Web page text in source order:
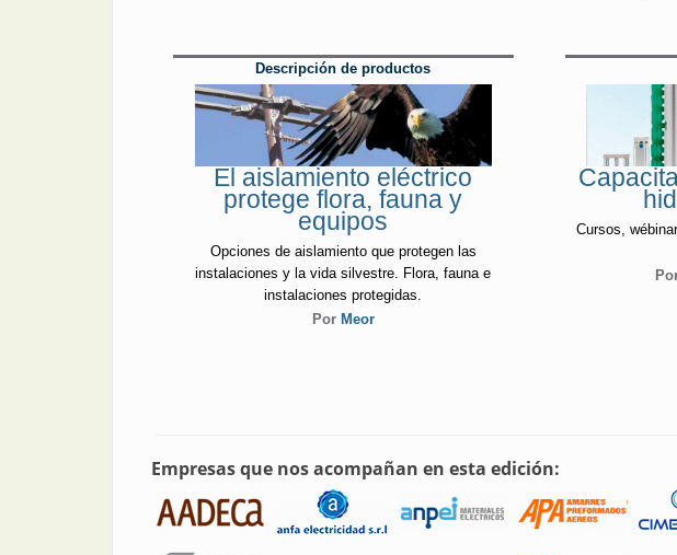
Descripción de productos
El aislamiento eléctrico
protege flora, fauna y
equipos
Opciones de aislamiento que protegen las
instalaciones y la vida silvestre. Flora, fauna e
instalaciones protegidas.
Por Meor
Cursos,
Empresas que nos acompañan en esta edición: